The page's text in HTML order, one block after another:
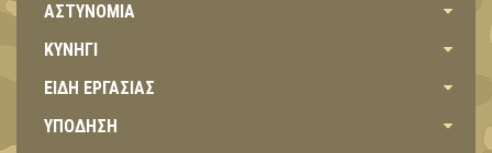
ΑΣΤΥΝΟΜΙΑ
ΚΥΝΗΓΙ
ΕΙΔΗ ΕΡΓΑΣΙΑΣ
ΥΠΟΔΗΣΗ